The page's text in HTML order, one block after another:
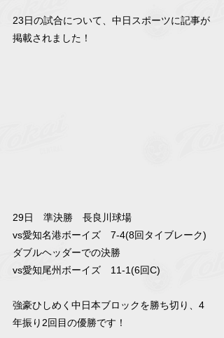
23日の試合について、中日スポーツに記事が
掲載されました！
29日　準決勝　長良川球場
vs愛知名港ボーイズ　7-4(8回タイブレーク)
ダブルヘッダーでの決勝
vs愛知尾州ボーイズ　11-1(6回C)
強豪ひしめく中日本ブロックを勝ち切り、4
年振り2回目の優勝です！